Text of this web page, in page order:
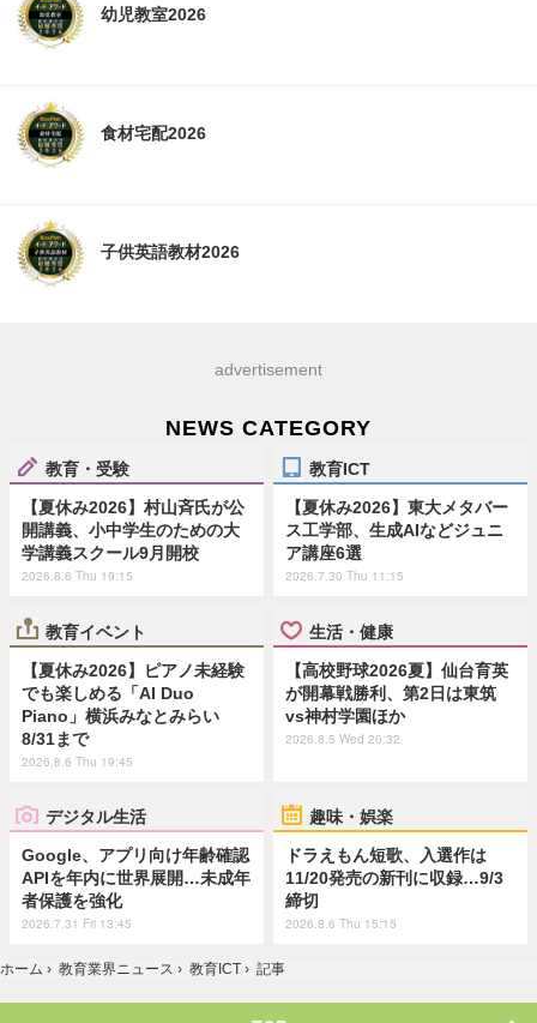
幼児教室2026
食材宅配2026
子供英語教材2026
advertisement
NEWS CATEGORY
教育・受験
【夏休み2026】村山斉氏が公
開講義、小中学生のための大
学講義スクール9月開校
2026.8.6 Thu 19:15
教育ICT
【夏休み2026】東大メタバー
ス工学部、生成AIなどジュニ
ア講座6選
2026.7.30 Thu 11:15
教育イベント
【夏休み2026】ピアノ未経験
でも楽しめる「AI Duo
Piano」横浜みなとみらい
8/31まで
2026.8.6 Thu 19:45
生活・健康
【高校野球2026夏】仙台育英
が開幕戦勝利、第2日は東筑
vs神村学園ほか
2026.8.5 Wed 20:32
デジタル生活
Google、アプリ向け年齢確認
APIを年内に世界展開…未成年
者保護を強化
2026.7.31 Fri 13:45
趣味・娯楽
ドラえもん短歌、入選作は
11/20発売の新刊に収録…9/3
締切
2026.8.6 Thu 15:15
ホーム › 教育業界ニュース › 教育ICT › 記事